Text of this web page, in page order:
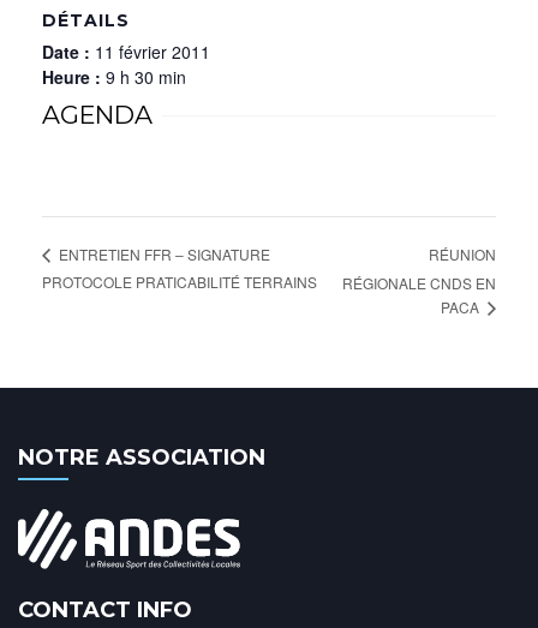
DÉTAILS
Date : 11 février 2011
Heure : 9 h 30 min
AGENDA
ENTRETIEN FFR – SIGNATURE
PROTOCOLE PRATICABILITÉ TERRAINS
RÉUNION
RÉGIONALE CNDS EN
PACA
NOTRE ASSOCIATION
CONTACT INFO